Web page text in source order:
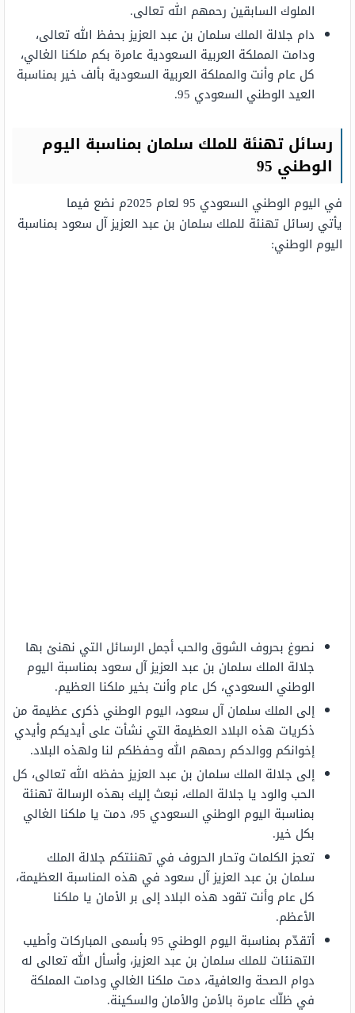
الملوك السابقين رحمهم الله تعالى.
دام جلالة الملك سلمان بن عبد العزيز بحفظ الله تعالى،
ودامت المملكة العربية السعودية عامرة بكم ملكنا الغالي،
كل عام وأنت والمملكة العربية السعودية بألف خير بمناسبة
العيد الوطني السعودي 95.
رسائل تهنئة للملك سلمان بمناسبة اليوم
الوطني 95
في اليوم الوطني السعودي 95 لعام 2025م نضع فيما
يأتي رسائل تهنئة للملك سلمان بن عبد العزيز آل سعود بمناسبة
اليوم الوطني:
نصوغ بحروف الشوق والحب أجمل الرسائل التي نهنئ بها
جلالة الملك سلمان بن عبد العزيز آل سعود بمناسبة اليوم
الوطني السعودي، كل عام وأنت بخير ملكنا العظيم.
إلى الملك سلمان آل سعود، اليوم الوطني ذكرى عظيمة من
ذكريات هذه البلاد العظيمة التي نشأت على أيديكم وأيدي
إخوانكم ووالدكم رحمهم الله وحفظكم لنا ولهذه البلاد.
إلى جلالة الملك سلمان بن عبد العزيز حفظه الله تعالى، كل
الحب والود يا جلالة الملك، نبعث إليك بهذه الرسالة تهنئة
بمناسبة اليوم الوطني السعودي 95، دمت يا ملكنا الغالي
بكل خير.
تعجز الكلمات وتحار الحروف في تهنئتكم جلالة الملك
سلمان بن عبد العزيز آل سعود في هذه المناسبة العظيمة،
كل عام وأنت تقود هذه البلاد إلى بر الأمان يا ملكنا
الأعظم.
أتقدّم بمناسبة اليوم الوطني 95 بأسمى المباركات وأطيب
التهنئات للملك سلمان بن عبد العزيز، وأسأل الله تعالى له
دوام الصحة والعافية، دمت ملكنا الغالي ودامت المملكة
في ظلّك عامرة بالأمن والأمان والسكينة.